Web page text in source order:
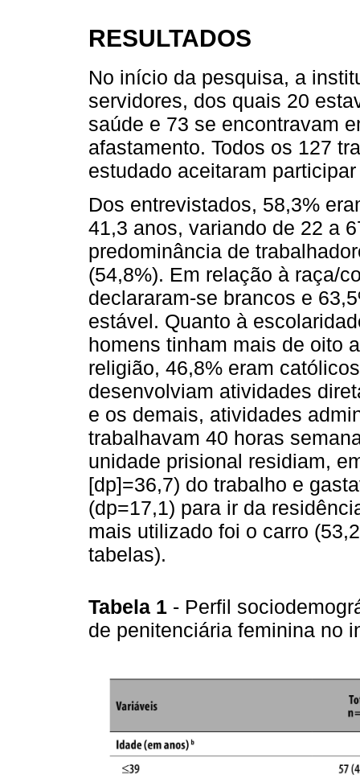
RESULTADOS
No início da pesquisa, a
servidores, dos quais 20
saúde e 73 se encontravam
afastamento. Todos os 127
estudado aceitaram
Dos entrevistados, 58,3%
41,3 anos, variando de 22 a
predominância de
(54,8%). Em relação à raça/
declararam-se brancos e
estável. Quanto à
homens tinham mais de oito
religião, 46,8% eram
desenvolviam atividades
e os demais, atividades
trabalhavam 40 horas
unidade prisional residiam,
[dp]=36,7) do trabalho e
(dp=17,1) para ir da
mais utilizado foi o carro
tabelas).
Tabela 1 - Perfil
de penitenciária feminina no